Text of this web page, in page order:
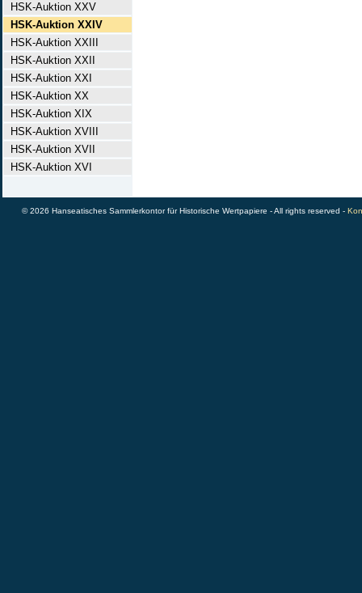
HSK-Auktion XXV
HSK-Auktion XXIV
HSK-Auktion XXIII
HSK-Auktion XXII
HSK-Auktion XXI
HSK-Auktion XX
HSK-Auktion XIX
HSK-Auktion XVIII
HSK-Auktion XVII
HSK-Auktion XVI
© 2026 Hanseatisches Sammlerkontor für Historische Wertpapiere - All rights reserved -